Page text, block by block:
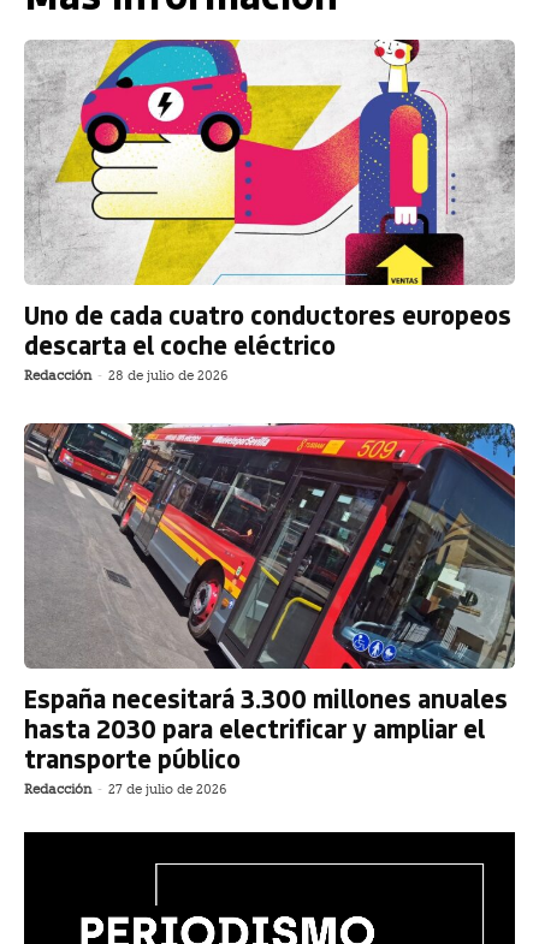
Uno de cada cuatro conductores europeos
descarta el coche eléctrico
Redacción - 28 de julio de 2026
España necesitará 3.300 millones anuales
hasta 2030 para electrificar y ampliar el
transporte público
Redacción - 27 de julio de 2026